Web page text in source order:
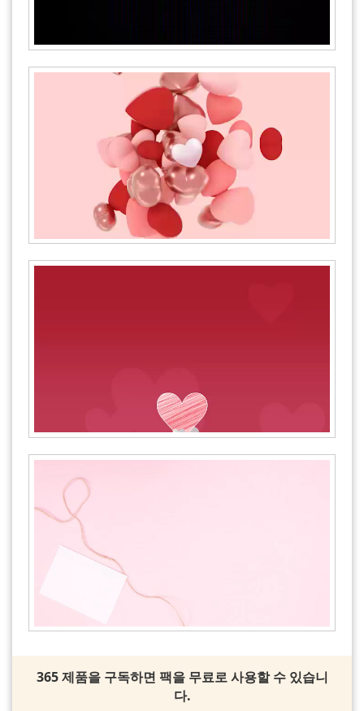
365 제품을 구독하면 팩을 무료로 사용할 수 있습니
다.